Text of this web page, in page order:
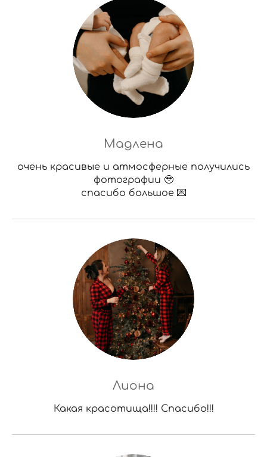
Мадлена
очень красивые и атмосферные получились
фотографии 🥹
спасибо большое 💌
Лиона
Какая красотища!!!! Спасибо!!!